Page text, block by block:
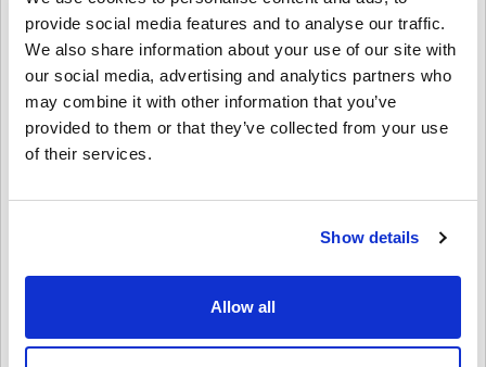
provide social media features and to analyse our traffic.
We also share information about your use of our site with
our social media, advertising and analytics partners who
may combine it with other information that you’ve
provided to them or that they’ve collected from your use
of their services.
Show details
Allow all
มาก:
ดูคู่มือสั้น ๆ ด้านบน หรือทำตามขั้นตอนด้านล่าง 👇
สินค้าพรีออเดอร์จะถูกจัดส่งก่อนหรือในวันวางจำหน่ายที่
ระบุไว้ในขณะที่สินค้าในสต็อกจะถูกจัดส่งทันทีเพื่อรอการ
ตรวจสอบความปลอดภัย.
การซื้อที่ถือเป็นการใช้งานเชิงพาณิชย์จะไม่ได้รับการ
ยอมรับ.
รหัสเหล่านี้ไม่มีวันหมดอายุ.
เนื้อหาที่ดาวน์โหลดได้หรือผลิตภัณฑ์ DLC - คุณต้องมีเกม
เขียนความคิดเห็น 4.2/5 10 รีวิว
Aaron
5/5